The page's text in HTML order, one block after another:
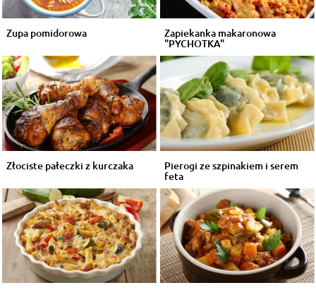
Zupa pomidorowa Zapiekanka makaronowa
"PYCHOTKA"
Złociste pałeczki z kurczaka Pierogi ze szpinakiem i serem
feta